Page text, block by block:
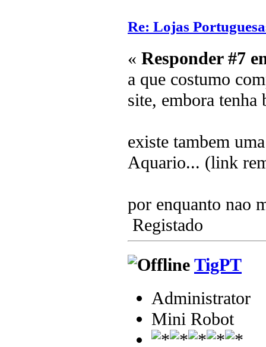
Re: Lojas
« Responder #7
a que costumo
site, embora tenha
existe tambem
Aquario... (link
por enquanto nao
Registado
TigPT
Administrator
Mini Robot